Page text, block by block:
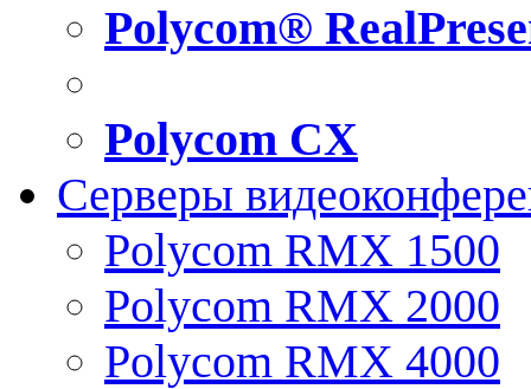
Polycom®
Polycom CX
Серверы
Polycom RMX 1500
Polycom RMX 2000
Polycom RMX 4000